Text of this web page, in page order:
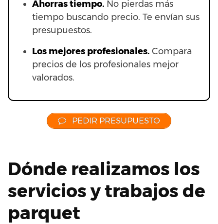
Ahorras tiempo. No pierdas más
tiempo buscando precio. Te envían sus
presupuestos.
Los mejores profesionales. Compara
precios de los profesionales mejor
valorados.
PEDIR PRESUPUESTO
Dónde realizamos los
servicios y trabajos de
parquet